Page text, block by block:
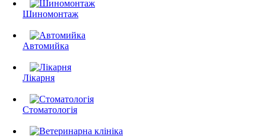
Шиномонтаж
Автомийка
Лікарня
Стоматологія